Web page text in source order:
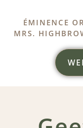
ÉMINENCE
MRS.